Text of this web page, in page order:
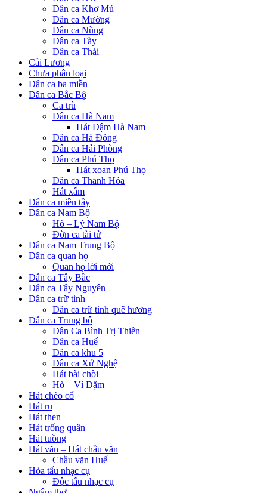
Dân ca Khơ Mú
Dân ca Mường
Dân ca Nùng
Dân ca Tày
Dân ca Thái
Cải Lương
Chưa phân loại
Dân ca ba miền
Dân ca Bắc Bộ
Ca trù
Dân ca Hà Nam
Hát Dậm Hà Nam
Dân ca Hà Đông
Dân ca Hải Phòng
Dân ca Phú Thọ
Hát xoan Phú Thọ
Dân ca Thanh Hóa
Hát xẩm
Dân ca miền tây
Dân ca Nam Bộ
Hò – Lý Nam Bộ
Đờn ca tài tử
Dân ca Nam Trung Bộ
Dân ca quan họ
Quan họ lời mới
Dân ca Tây Bắc
Dân ca Tây Nguyên
Dân ca trữ tình
Dân ca trữ tình quê hương
Dân ca Trung bộ
Dân Ca Bình Trị Thiên
Dân ca Huế
Dân ca khu 5
Dân ca Xứ Nghệ
Hát bài chòi
Hò – Ví Dặm
Hát chèo cổ
Hát ru
Hát then
Hát trống quân
Hát tuồng
Hát văn – Hát chầu văn
Chầu văn Huế
Hòa tấu nhạc cụ
Độc tấu nhạc cụ